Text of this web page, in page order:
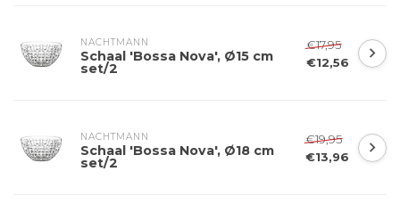
NACHTMANN
Schaal 'Bossa Nova', Ø15 cm
set/2
€17,95
€12,56
NACHTMANN
Schaal 'Bossa Nova', Ø18 cm
set/2
€19,95
€13,96